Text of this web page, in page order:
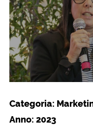
Categoria:
Anno: 2023